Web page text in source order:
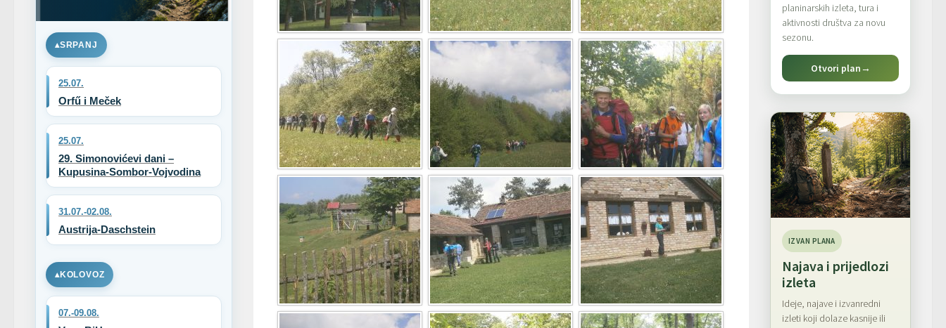
SRPANJ
25.07.
Orfű i Meček
25.07.
29. Simonovićevi dani –
Kupusina-Sombor-Vojvodina
31.07.-02.08.
Austrija-Daschstein
KOLOVOZ
07.-09.08.
planinarskih izleta, tura i
aktivnosti društva za novu
sezonu.
Otvori plan→
IZVAN PLANA
Najava i prijedlozi
izleta
Ideje, najave i izvanredni
izleti koji dolaze kasnije ili